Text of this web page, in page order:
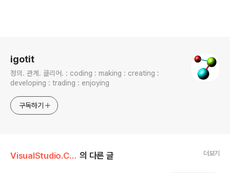
igotit
정의. 관계. 클리어. : coding : making : creating :
developing : trading : enjoying
구독하기
VisualStudio.C++.C# 의 다른 글 더보기